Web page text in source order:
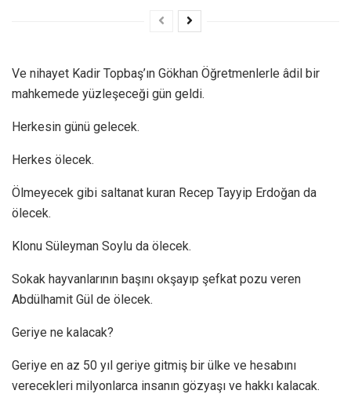
Ve nihayet Kadir Topbaş’ın Gökhan Öğretmenlerle âdil bir
mahkemede yüzleşeceği gün geldi.
Herkesin günü gelecek.
Herkes ölecek.
Ölmeyecek gibi saltanat kuran Recep Tayyip Erdoğan da
ölecek.
Klonu Süleyman Soylu da ölecek.
Sokak hayvanlarının başını okşayıp şefkat pozu veren
Abdülhamit Gül de ölecek.
Geriye ne kalacak?
Geriye en az 50 yıl geriye gitmiş bir ülke ve hesabını
verecekleri milyonlarca insanın gözyaşı ve hakkı kalacak.